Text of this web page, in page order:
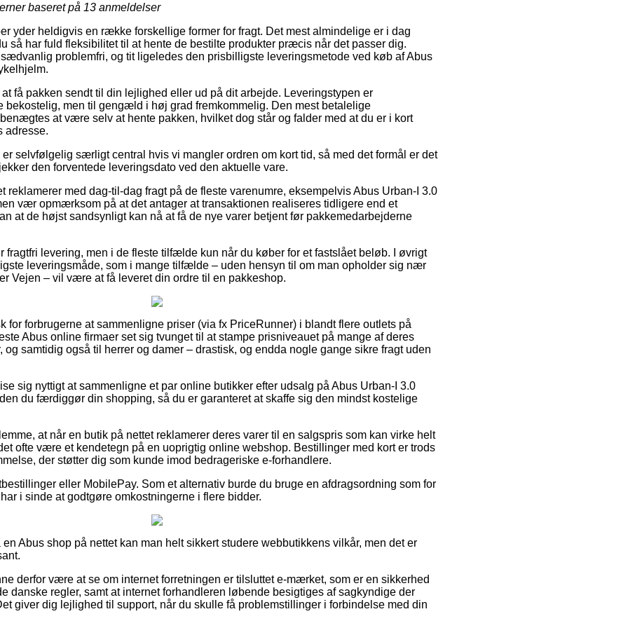
baseret på 13 anmeldelser
yder heldigvis en række forskellige former for fragt. Det mest almindelige er i dag
så har fuld fleksibilitet til at hente de bestilte produkter præcis når det passer dig.
problemfri, og tit ligeledes den prisbilligste leveringsmetode ved køb af Abus
få pakken sendt til din lejlighed eller ud på dit arbejde. Leveringstypen er
bekostelig, men til gengæld i høj grad fremkommelig. Den mest betalelige
at være selv at hente pakken, hvilket dog står og falder med at du er i kort
adresse.
selvfølgelig særligt central hvis vi mangler ordren om kort tid, så med det formål er det
den forventede leveringsdato ved den aktuelle vare.
reklamerer med dag-til-dag fragt på de fleste varenumre, eksempelvis Abus Urban-I 3.0
vær opmærksom på at det antager at transaktionen realiseres tidligere end et
at de højst sandsynligt kan nå at få de nye varer betjent før pakkemedarbejderne
fragtfri levering, men i de fleste tilfælde kun når du køber for et fastslået beløb. I øvrigt
leveringsmåde, som i mange tilfælde – uden hensyn til om man opholder sig nær
Vejen – vil være at få leveret din ordre til en pakkeshop.
for forbrugerne at sammenligne priser (via fx PriceRunner) i blandt flere outlets på
Abus online firmaer set sig tvunget til at stampe prisniveauet på mange af deres
og samtidig også til herrer og damer – drastisk, og endda nogle gange sikre fragt uden
sig nyttigt at sammenligne et par online butikker efter udsalg på Abus Urban-I 3.0
du færdiggør din shopping, så du er garanteret at skaffe sig den mindst kostelige
at når en butik på nettet reklamerer deres varer til en salgspris som kan virke helt
ofte være et kendetegn på en uoprigtig online webshop. Bestillinger med kort er trods
der støtter dig som kunde imod bedrageriske e-forhandlere.
eller MobilePay. Som et alternativ burde du bruge en afdragsordning som for
i sinde at godtgøre omkostningerne i flere bidder.
Abus shop på nettet kan man helt sikkert studere webbutikkens vilkår, men det er
derfor være at se om internet forretningen er tilsluttet e-mærket, som er en sikkerhed
danske regler, samt at internet forhandleren løbende besigtiges af sagkyndige der
giver dig lejlighed til support, når du skulle få problemstillinger i forbindelse med din